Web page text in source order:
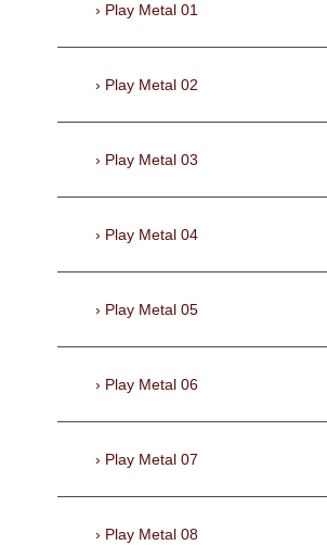
Play Metal 01
Play Metal 02
Play Metal 03
Play Metal 04
Play Metal 05
Play Metal 06
Play Metal 07
Play Metal 08